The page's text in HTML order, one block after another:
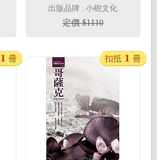
孩和間諜男孩+骷髏謎
團－SEL情緒認知成長
小說（3冊套書）
出版品牌 : 小樹文化
定價 $1110
1 冊 扣抵 1 冊